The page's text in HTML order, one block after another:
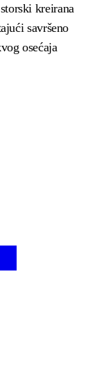
kreirana
savršeno
osećaja